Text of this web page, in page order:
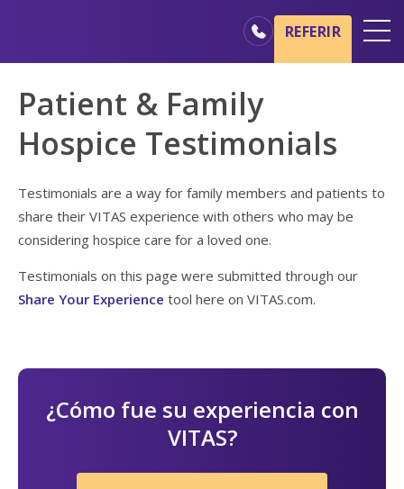
Básicos del cuidado de hospicio
Nuestros servicios
Profesionales médicos
Familiares y cuidadores
REFERIR
Patient & Family
Hospice Testimonials
Testimonials are a way for family members and patients to
share their VITAS experience with others who may be
considering hospice care for a loved one.
Testimonials on this page were submitted through our
Share Your Experience tool here on VITAS.com.
¿Cómo fue su experiencia con
VITAS?